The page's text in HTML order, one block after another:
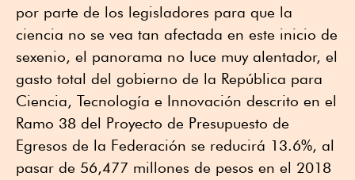
por parte de los legisladores para que la
ciencia no se vea tan afectada en este inicio de
sexenio, el panorama no luce muy alentador, el
gasto total del gobierno de la República para
Ciencia, Tecnología e Innovación descrito en el
Ramo 38 del Proyecto de Presupuesto de
Egresos de la Federación se reducirá 13.6%, al
pasar de 56,477 millones de pesos en el 2018